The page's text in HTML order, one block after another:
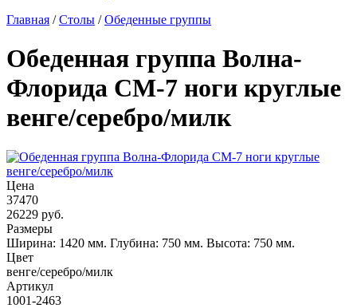
Главная / Столы / Обеденные группы
Обеденная группа Волна-
Флорида СМ-7 ноги круглые
венге/серебро/милк
Цена
37470
26229 руб.
Размеры
Ширина: 1420 мм. Глубина: 750 мм. Высота: 750 мм.
Цвет
венге/серебро/милк
Артикул
1001-2463